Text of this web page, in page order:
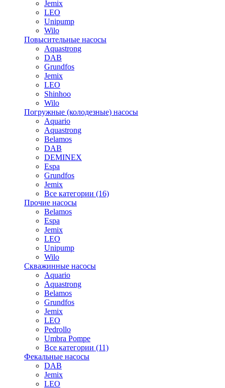
Jemix
LEO
Unipump
Wilo
Повысительные насосы
Aquastrong
DAB
Grundfos
Jemix
LEO
Shinhoo
Wilo
Погружные (колодезные) насосы
Aquario
Aquastrong
Belamos
DAB
DEMINEX
Espa
Grundfos
Jemix
Все категории (16)
Прочие насосы
Belamos
Espa
Jemix
LEO
Unipump
Wilo
Скважинные насосы
Aquario
Aquastrong
Belamos
Grundfos
Jemix
LEO
Pedrollo
Umbra Pompe
Все категории (11)
Фекальные насосы
DAB
Jemix
LEO